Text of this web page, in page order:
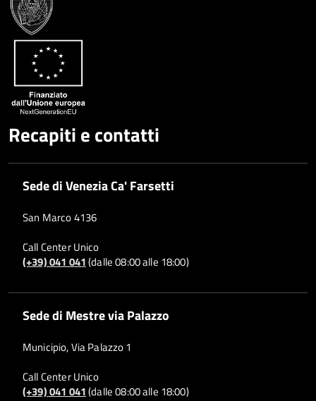
Recapiti e contatti
Sede di Venezia Ca' Farsetti
San Marco 4136
Call Center Unico
(+39) 041 041(dalle 08:00 alle 18:00)
Sede di Mestre via Palazzo
Municipio, Via Palazzo 1
Call Center Unico
(+39) 041 041(dalle 08:00 alle 18:00)